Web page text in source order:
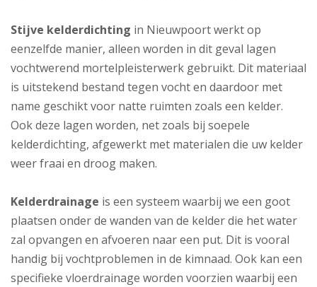
Stijve kelderdichting in Nieuwpoort werkt op
eenzelfde manier, alleen worden in dit geval lagen
vochtwerend mortelpleisterwerk gebruikt. Dit materiaal
is uitstekend bestand tegen vocht en daardoor met
name geschikt voor natte ruimten zoals een kelder.
Ook deze lagen worden, net zoals bij soepele
kelderdichting, afgewerkt met materialen die uw kelder
weer fraai en droog maken.
Kelderdrainage is een systeem waarbij we een goot
plaatsen onder de wanden van de kelder die het water
zal opvangen en afvoeren naar een put. Dit is vooral
handig bij vochtproblemen in de kimnaad. Ook kan een
specifieke vloerdrainage worden voorzien waarbij een